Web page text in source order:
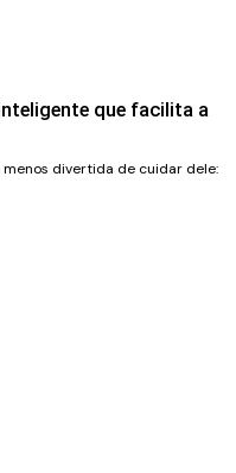
que facilita a
divertida de cuidar dele: